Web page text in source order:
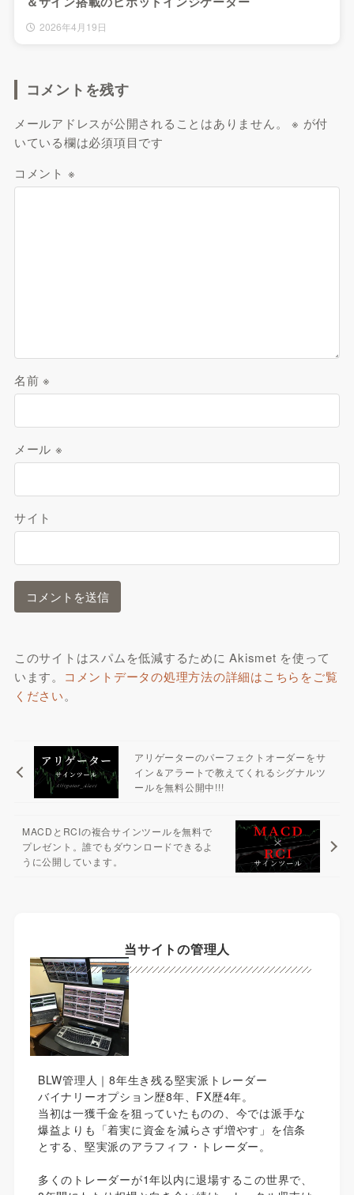
2026年4月19日
コメントを残す
メールアドレスが公開されることはありません。 ※ が付
いている欄は必須項目です
コメント ※
名前※
メール ※
サイト
このサイトはスパムを低減するために Akismet を使って
います。 コメントデータの処理方法の詳細はこちらをご覧
ください。
アリゲーターのパーフェクトオーダーをサ
イン＆アラートで教えてくれるシグナルツ
ールを無料公開中!!!
MACDとRCIの複合サインツールを無料で
プレゼント。誰でもダウンロードできるよ
うに公開しています。
当サイトの管理人
BLW管理人｜8年生き残る堅実派トレーダー
バイナリーオプション歴8年、FX歴4年。
当初は一獲千金を狙っていたものの、今では派手な
爆益よりも「着実に資金を減らさず増やす」を信条
とする、堅実派のアラフィフ・トレーダー。
多くのトレーダーが1年以内に退場するこの世界で、